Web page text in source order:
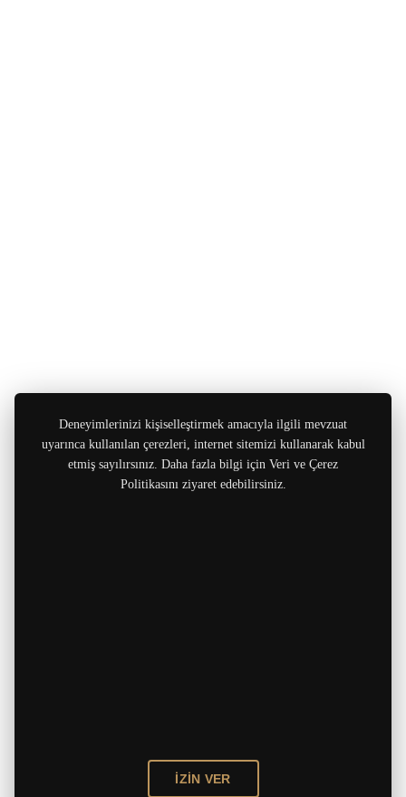
Deneyimlerinizi kişiselleştirmek amacıyla ilgili mevzuat
uyarınca kullanılan çerezleri, internet sitemizi kullanarak kabul
etmiş sayılırsınız. Daha fazla bilgi için Veri ve Çerez
Politikasını ziyaret edebilirsiniz.
İZİN VER